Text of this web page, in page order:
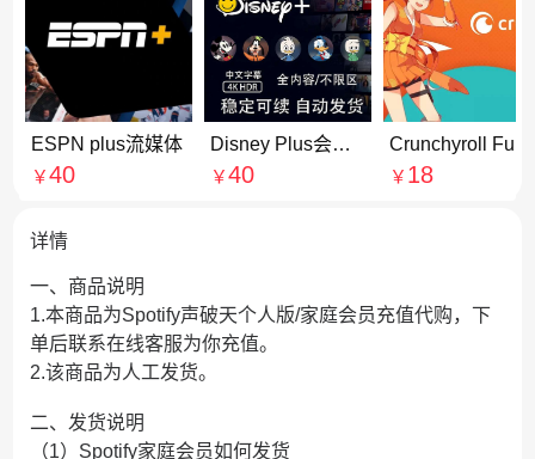
ESPN plus流媒体
￥40
Disney Plus会员合租拼车
￥40
￥ 18
详情
一、商品说明
1.本商品为Spotify声破天个人版/家庭会员充值代购，下
单后联系在线客服为你充值。
2.该商品为人工发货。
二、发货说明
（1）Spotify家庭会员如何发货